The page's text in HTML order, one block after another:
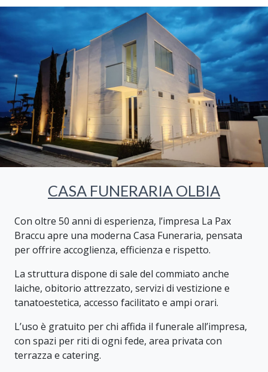
CASA FUNERARIA OLBIA
Con oltre 50 anni di esperienza, l’impresa La Pax
Braccu apre una moderna Casa Funeraria, pensata
per offrire accoglienza, efficienza e rispetto.
La struttura dispone di sale del commiato anche
laiche, obitorio attrezzato, servizi di vestizione e
tanatoestetica, accesso facilitato e ampi orari.
L’uso è gratuito per chi affida il funerale all’impresa,
con spazi per riti di ogni fede, area privata con
terrazza e catering.